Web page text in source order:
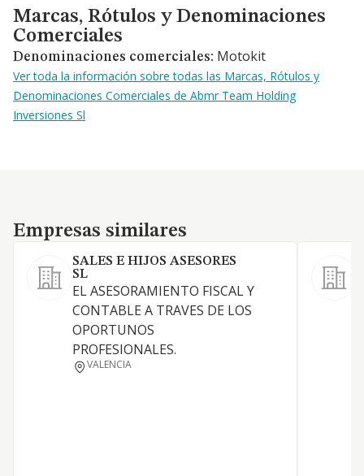
Marcas, Rótulos y Denominaciones Comerciales
Marcas, Rótulos y Denominaciones
Comerciales
Denominaciones comerciales: Motokit
Ver toda la información sobre todas las Marcas, Rótulos y
Denominaciones Comerciales de Abmr Team Holding
Inversiones Sl
Empresas similares
Empresas similares
SALES E HIJOS ASESORES
SL
EL ASESORAMIENTO FISCAL Y
CONTABLE A TRAVES DE LOS
OPORTUNOS
PROFESIONALES.
VALENCIA